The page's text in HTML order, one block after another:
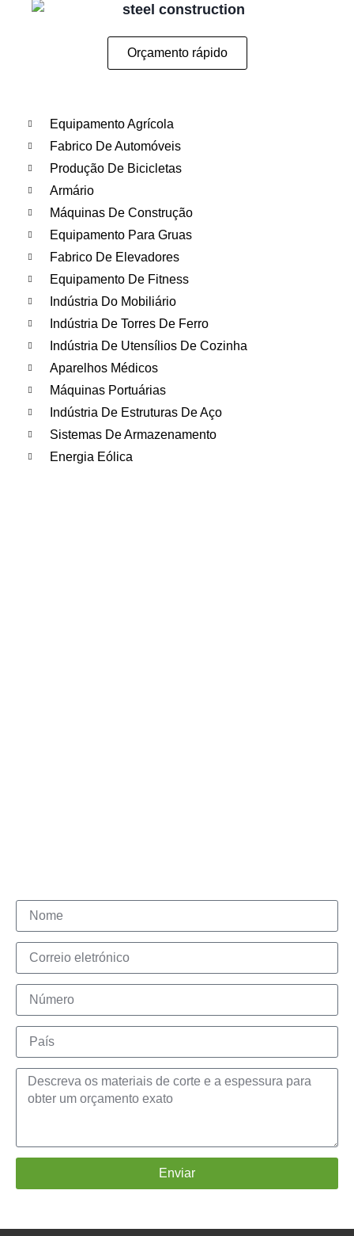
Orçamento rápido
Equipamento Agrícola
Fabrico De Automóveis
Produção De Bicicletas
Armário
Máquinas De Construção
Equipamento Para Gruas
Fabrico De Elevadores
Equipamento De Fitness
Indústria Do Mobiliário
Indústria De Torres De Ferro
Indústria De Utensílios De Cozinha
Aparelhos Médicos
Máquinas Portuárias
Indústria De Estruturas De Aço
Sistemas De Armazenamento
Energia Eólica
Enviar